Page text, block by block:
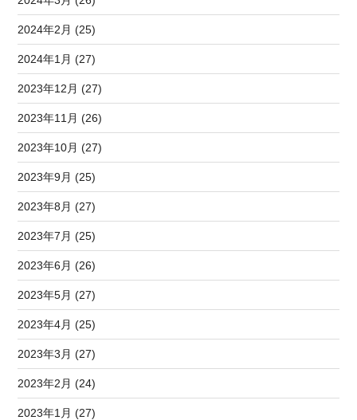
2024年2月 (25)
2024年1月 (27)
2023年12月 (27)
2023年11月 (26)
2023年10月 (27)
2023年9月 (25)
2023年8月 (27)
2023年7月 (25)
2023年6月 (26)
2023年5月 (27)
2023年4月 (25)
2023年3月 (27)
2023年2月 (24)
2023年1月 (27)